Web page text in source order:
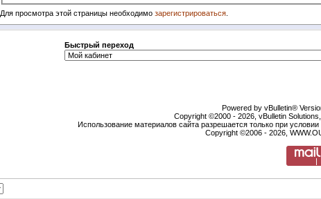
Для просмотра этой страницы необходимо зарегистрироваться
Быстрый переход
Powered by vBulletin®
Copyright ©2000 - 2026, vBulletin
Использование материалов сайта разрешается только при
Copyright ©2006 - 2026,